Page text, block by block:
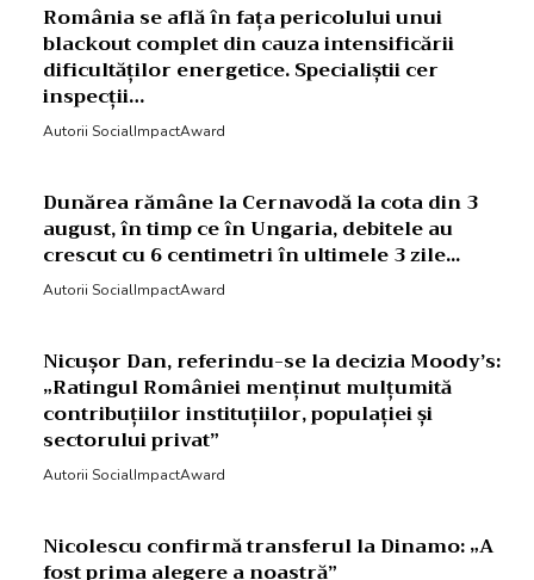
România se află în fața pericolului unui
blackout complet din cauza intensificării
dificultăților energetice. Specialiștii cer
inspecții…
Autorii SocialImpactAward
Dunărea rămâne la Cernavodă la cota din 3
august, în timp ce în Ungaria, debitele au
crescut cu 6 centimetri în ultimele 3 zile...
Autorii SocialImpactAward
Nicușor Dan, referindu-se la decizia Moody’s:
„Ratingul României menținut mulțumită
contribuțiilor instituțiilor, populației și
sectorului privat”
Autorii SocialImpactAward
Nicolescu confirmă transferul la Dinamo: „A
fost prima alegere a noastră”